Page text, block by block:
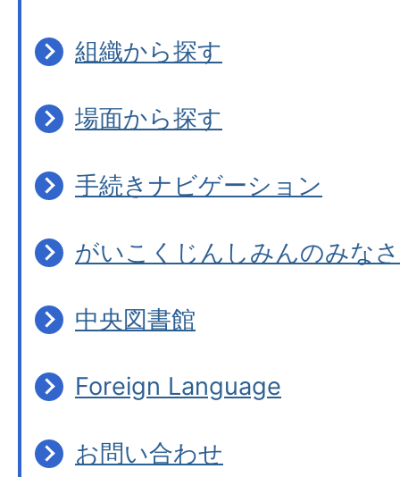
組織から探す
場面から探す
手続きナビゲーション
がいこくじんしみんのみな
中央図書館
Foreign Language
お問い合わせ